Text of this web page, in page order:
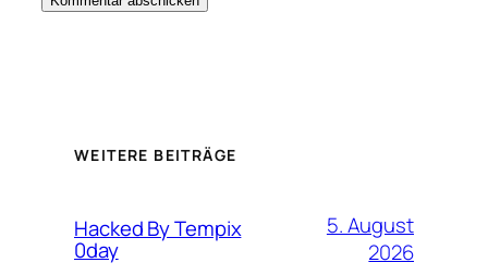
WEITERE BEITRÄGE
Hacked By Tempix
0day
5. August
2026